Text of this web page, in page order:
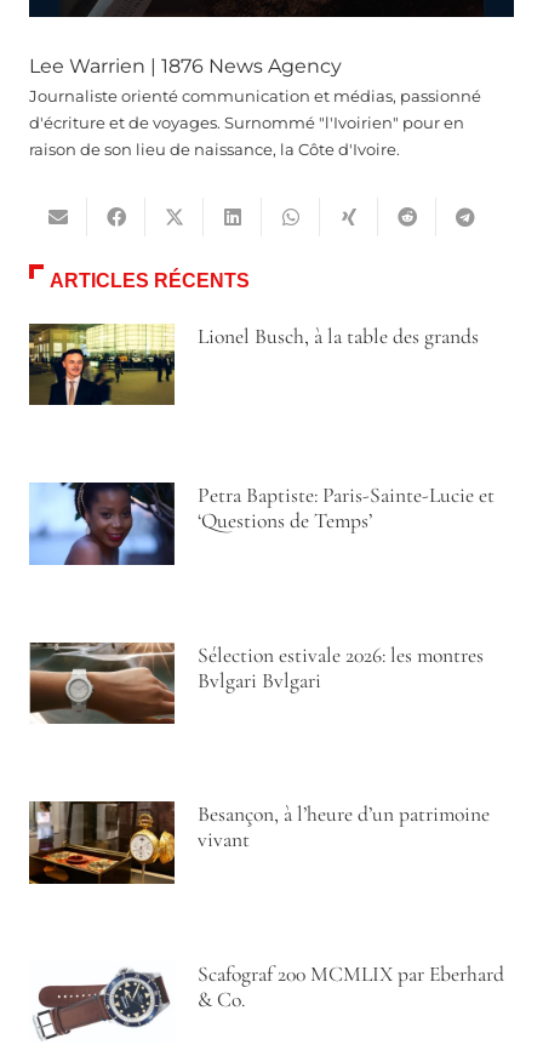
Lee Warrien | 1876 News Agency
Journaliste orienté communication et médias, passionné
d'écriture et de voyages. Surnommé "l'Ivoirien" pour en
raison de son lieu de naissance, la Côte d'Ivoire.
ARTICLES RÉCENTS
Lionel Busch, à la table des grands
Petra Baptiste: Paris-Sainte-Lucie et
‘Questions de Temps’
Sélection estivale 2026: les montres
Bvlgari Bvlgari
Besançon, à l’heure d’un patrimoine
vivant
Scafograf 200 MCMLIX par Eberhard
& Co.